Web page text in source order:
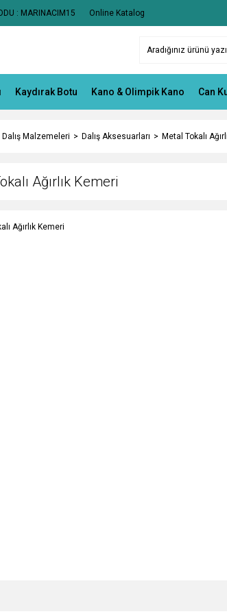
: MARINACIM15 Online Katalog
Kaydırak Botu Kano & Olimpik Kano Can
Dalış Malzemeleri Dalış Aksesuarları Metal Tokalı
Ağırlık Kemeri